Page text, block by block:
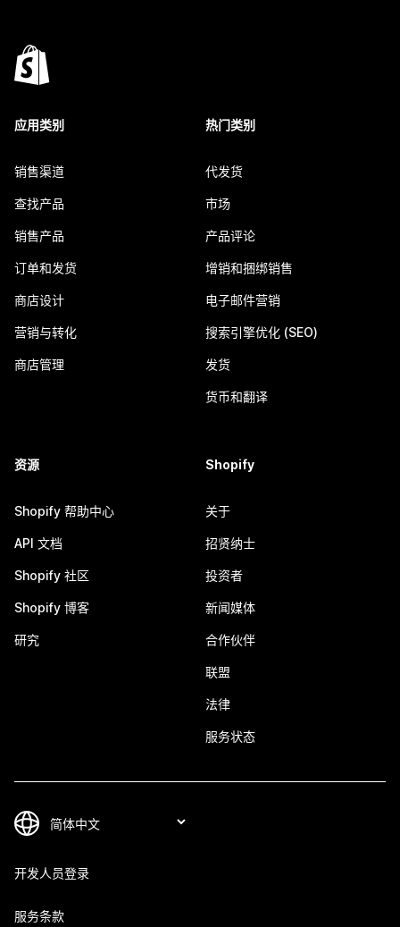
应用类别
销售渠道
查找产品
销售产品
订单和发货
商店设计
营销与转化
商店管理
热门类别
代发货
市场
产品评论
增销和捆绑销售
电子邮件营销
搜索引擎优化 (SEO)
发货
货币和翻译
资源
Shopify 帮助中心
API 文档
Shopify 社区
Shopify 博客
研究
Shopify
关于
招贤纳士
投资者
新闻媒体
合作伙伴
联盟
法律
服务状态
开发人员登录
服务条款